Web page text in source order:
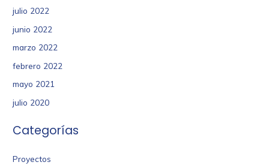
julio 2022
junio 2022
marzo 2022
febrero 2022
mayo 2021
julio 2020
Categorías
Proyectos